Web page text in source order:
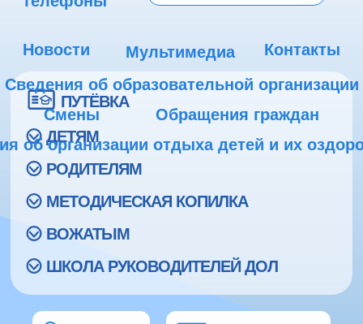
Новости Мультимедиа
Контакты
Сведения об образовательной организации
Смены
Обращения граждан
об организации отдыха детей и их
ПУТЁВКА
ДЕТЯМ
РОДИТЕЛЯМ
МЕТОДИЧЕСКАЯ КОПИЛКА
ВОЖАТЫМ
ШКОЛА РУКОВОДИТЕЛЕЙ ДОЛ